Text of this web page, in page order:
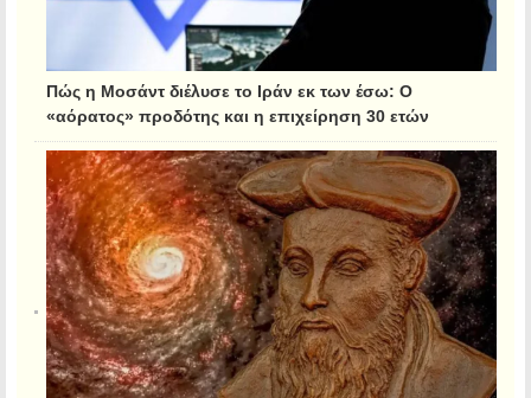
Πώς η Μοσάντ διέλυσε το Ιράν εκ των έσω: Ο
«αόρατος» προδότης και η επιχείρηση 30 ετών